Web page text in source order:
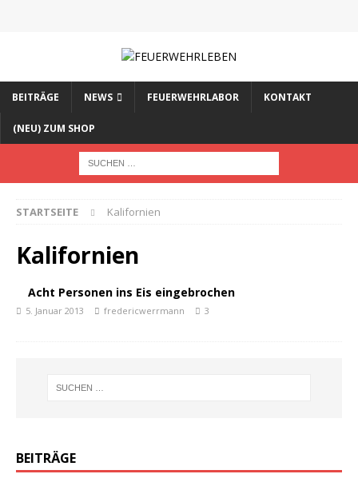
BEITRÄGE NEWS FEUERWEHRLABOR KONTAKT
(NEU) ZUM SHOP
STARTSEITE Kalifornien
Kalifornien
Acht Personen ins Eis eingebrochen
5. Januar 2013 fredericwerrmann 3
BEITRÄGE